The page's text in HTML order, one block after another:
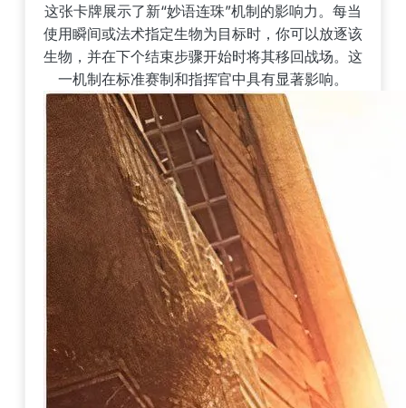
这张卡牌展示了新“妙语连珠”机制的影响力。每当
使用瞬间或法术指定生物为目标时，你可以放逐该
生物，并在下个结束步骤开始时将其移回战场。这
一机制在标准赛制和指挥官中具有显著影响。